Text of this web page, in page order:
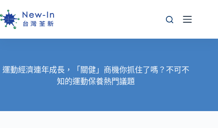
至
主
要
容
運動經濟連年成長，「關健」商機你抓住了嗎？不可不
知的運動保養熱門議題